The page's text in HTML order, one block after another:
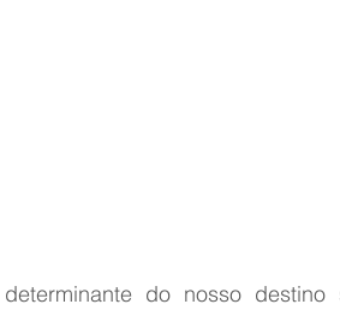
do nosso destino